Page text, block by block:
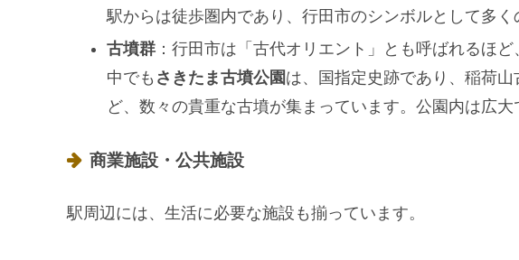
駅からは徒歩圏内であり、行田市のシンボルとして多く
古墳群：行田市は「古代オリエント」とも呼ばれるほど
中でも さきたま古墳公園は、国指定史跡であり、稲荷
ど、数々の貴重な古墳が集まっています。公園内は広大
商業施設・公共施設
駅周辺には、生活に必要な施設も揃っています。